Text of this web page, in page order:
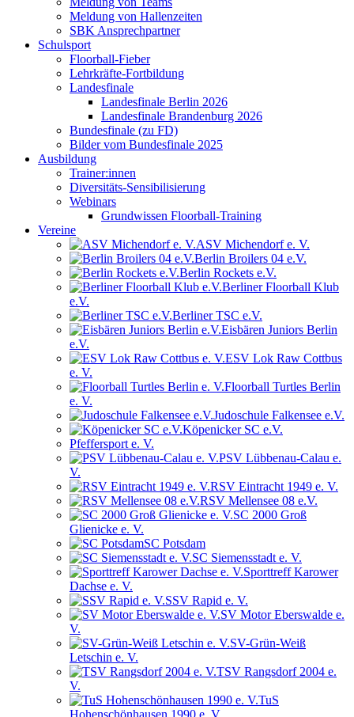
Meldung von Hallenzeiten
SBK Ansprechpartner
Schulsport
Floorball-Fieber
Lehrkräfte-Fortbildung
Landesfinale
Landesfinale Berlin 2026
Landesfinale Brandenburg 2026
Bundesfinale (zu FD)
Bilder vom Bundesfinale 2025
Ausbildung
Trainer:innen
Diversitäts-Sensibilisierung
Webinars
Grundwissen Floorball-Training
Vereine
ASV Michendorf e. V.
Berlin Broilers 04 e.V.
Berlin Rockets e.V.
Berliner Floorball Klub
e.V.
Berliner TSC e.V.
Eisbären Juniors Berlin
e.V.
ESV Lok Raw Cottbus
e. V.
Floorball Turtles Berlin
e. V.
Judoschule Falkensee e.V.
Köpenicker SC e.V.
Pfeffersport e. V.
PSV Lübbenau-Calau e.
V.
RSV Eintracht 1949 e. V.
RSV Mellensee 08 e.V.
SC 2000 Groß
Glienicke e. V.
SC Potsdam
SC Siemensstadt e. V.
Sporttreff Karower
Dachse e. V.
SSV Rapid e. V.
SV Motor Eberswalde e.
V.
SV-Grün-Weiß
Letschin e. V.
TSV Rangsdorf 2004 e.
V.
TuS
Hohenschönhausen 1990 e. V.